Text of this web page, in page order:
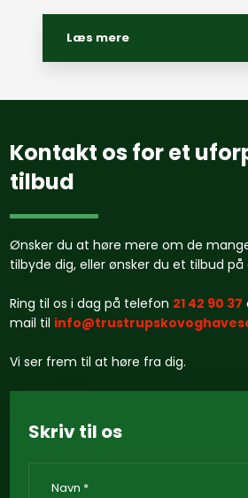
Læs mere​
​Kontakt os for et
tilbud
Ønsker du at høre mere om de
tilbyde dig, eller ønsker du et tilbud på
Ring til os i dag på telefon 21 42 90 37
mail til
Vi ser frem til at høre fra dig.
Skriv til os